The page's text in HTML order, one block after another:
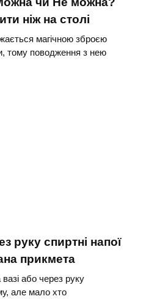
ніж на столі
магічною зброєю
тому поводження з нею
руку спиртні напої
прикмета
або через руку
але мало хто